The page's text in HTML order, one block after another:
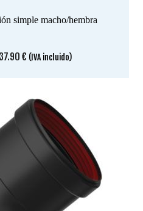
simple macho/hembra
€ Rango
desde
28.64 €
hasta
137.90 €
(IVA incluido)